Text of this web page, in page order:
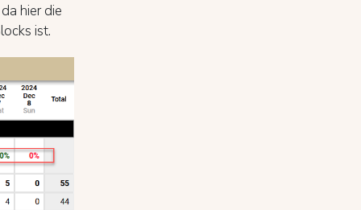
hier die
ist.